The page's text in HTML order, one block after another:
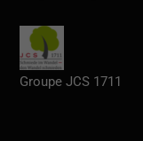
Groupe JCS 1711